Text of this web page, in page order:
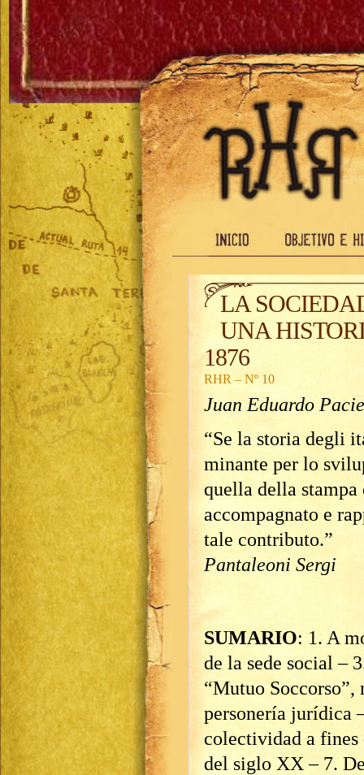
LA
UNA
1876
RHR – Nº 10
Juan Eduardo
“Se la storia degli
minante per lo
quella della
accompagnato e
tale contributo.”
Pantaleoni Sergi
SUMARIO: 1. A
de la sede social –
“Mutuo
personería jurídica
colectividad a fines
del siglo XX – 7.